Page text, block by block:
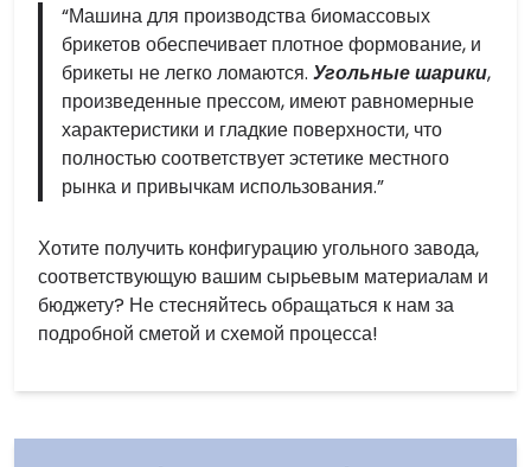
“Машина для производства биомассовых
брикетов обеспечивает плотное формование, и
брикеты не легко ломаются. Угольные шарики,
произведенные прессом, имеют равномерные
характеристики и гладкие поверхности, что
полностью соответствует эстетике местного
рынка и привычкам использования.”
Хотите получить конфигурацию угольного завода,
соответствующую вашим сырьевым материалам и
бюджету? Не стесняйтесь обращаться к нам за
подробной сметой и схемой процесса!